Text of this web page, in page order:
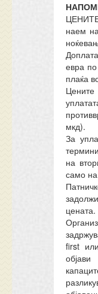
наем
евра
плаќа
мкд).
За
на
само
цената.
first